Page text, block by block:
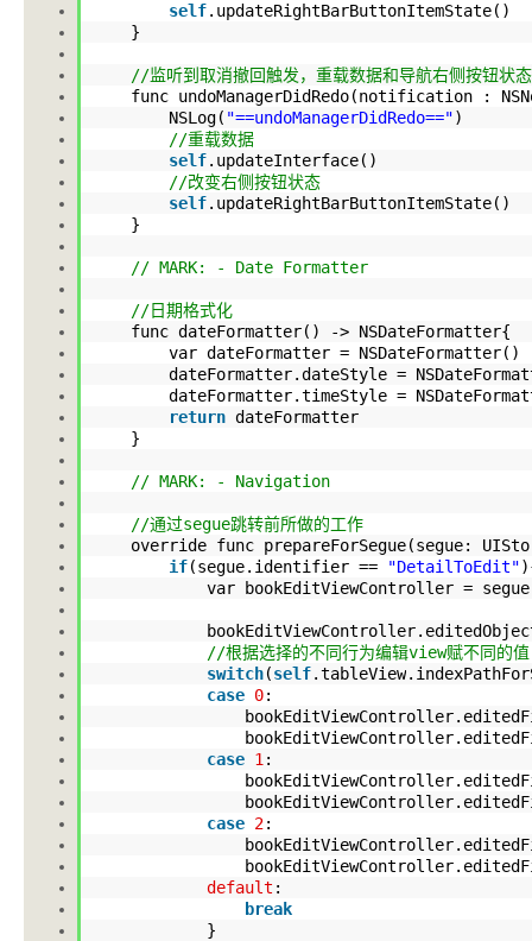
self.updateRightBarButtonItemState()
}
//监听到取消撤回触发，重载数据和导航右侧按钮状态
func undoManagerDidRedo(notification :
NSLog( "==undoManagerDidRedo==")
//重载数据
self.updateInterface()
//改变右侧按钮状态
self.updateRightBarButtonItemState()
}
// MARK: - Date Formatter
//日期格式化
func dateFormatter() -> NSDateFormatter{
var dateFormatter =
dateFormatter.dateStyle =
dateFormatter.timeStyle =
return dateFormatter
}
// MARK: - Navigation
//通过segue跳转前所做的工作
override func prepareForSegue(segue:
if(segue.identifier == "DetailToEdit"
var bookEditViewController = segue
bookEditViewController
//根据选择的不同行为编辑view赋不同的值
switch(self.tableView
case 0:
bookEditViewController
bookEditViewController
case 1 :
bookEditViewController
bookEditViewController
case 2:
bookEditViewController
bookEditViewController
default :
break
}